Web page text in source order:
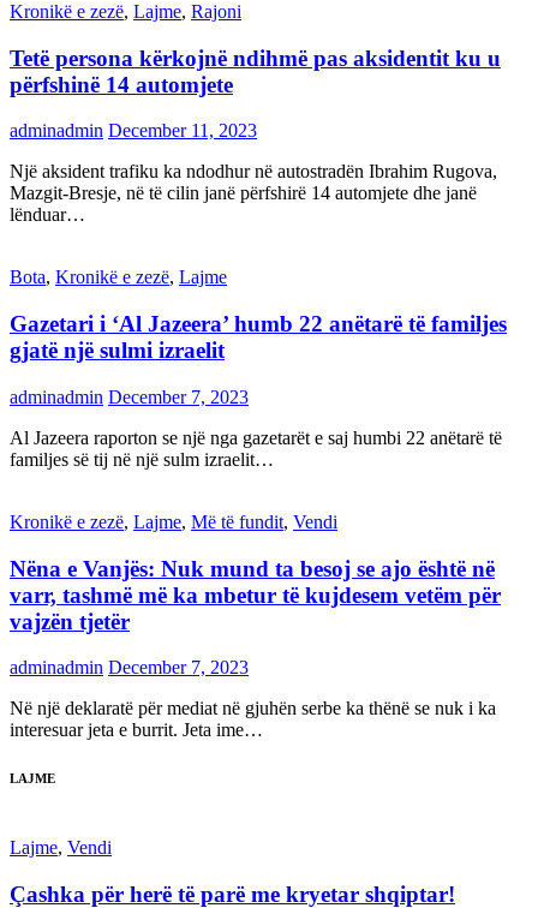
Kronikë e zezë, Lajme, Rajoni
Tetë persona kërkojnë ndihmë pas aksidentit ku u
përfshinë 14 automjete
adminadmin December 11, 2023
Një aksident trafiku ka ndodhur në autostradën Ibrahim Rugova,
Mazgit-Bresje, në të cilin janë përfshirë 14 automjete dhe janë
lënduar…
Bota, Kronikë e zezë, Lajme
Gazetari i ‘Al Jazeera’ humb 22 anëtarë të familjes
gjatë një sulmi izraelit
adminadmin December 7, 2023
Al Jazeera raporton se një nga gazetarët e saj humbi 22 anëtarë të
familjes së tij në një sulm izraelit…
Kronikë e zezë, Lajme, Më të fundit, Vendi
Nëna e Vanjës: Nuk mund ta besoj se ajo është në
varr, tashmë më ka mbetur të kujdesem vetëm për
vajzën tjetër
adminadmin December 7, 2023
Në një deklaratë për mediat në gjuhën serbe ka thënë se nuk i ka
interesuar jeta e burrit. Jeta ime…
LAJME
Lajme, Vendi
Çashka për herë të parë me kryetar shqiptar!